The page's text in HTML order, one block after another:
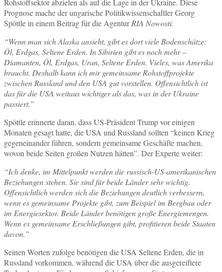
Rohstoffsektor abzielen als auf die Lage in der Ukraine. Diese
Prognose mache der ungarische Politikwissenschaftler Georg
Spöttle in einem Beitrag für die AgenturRIA Nowosti.
“Wenn man sich Alaska ansieht, gibt es dort viele Bodenschätze:
Öl, Erdgas, Seltene Erden. In Sibirien gibt es noch mehr –
Diamanten, Öl, Erdgas, Uran, Seltene Erden. Vieles, was Amerika
braucht. Deshalb kann ich mir gemeinsame Rohstoffprojekte
zwischen Russland und den USA gut vorstellen. Offensichtlich ist
das für die USA weitaus wichtiger als das, was in der Ukraine
passiert.”
Spöttle erinnerte daran, dass US-Präsident Trump vor einigen
Monaten gesagt hatte, die USA und Russland sollten “keinen Krieg
gegeneinander führen, sondern gemeinsame Geschäfte machen,
wovon beide Seiten großen Nutzen hätten”. Der Experte weiter:
“Ich denke, im Mittelpunkt werden die russisch-US-amerikanischen
Beziehungen stehen. Sie sind für beide Länder sehr wichtig.
Offensichtlich werden sich die Beziehungen deutlich verbessern,
wenn es gemeinsame Projekte gibt, zum Beispiel im Bergbau oder
im Energiesektor. Beide Länder benötigen große Energiemengen.
Wenn es gemeinsame Erschließungen gibt, profitieren beide Staaten
davon.”
Seinen Worten zufolge benötigen die USA Seltene Erden, die in
Russland vorkommen, während die USA über die ausgereiftere